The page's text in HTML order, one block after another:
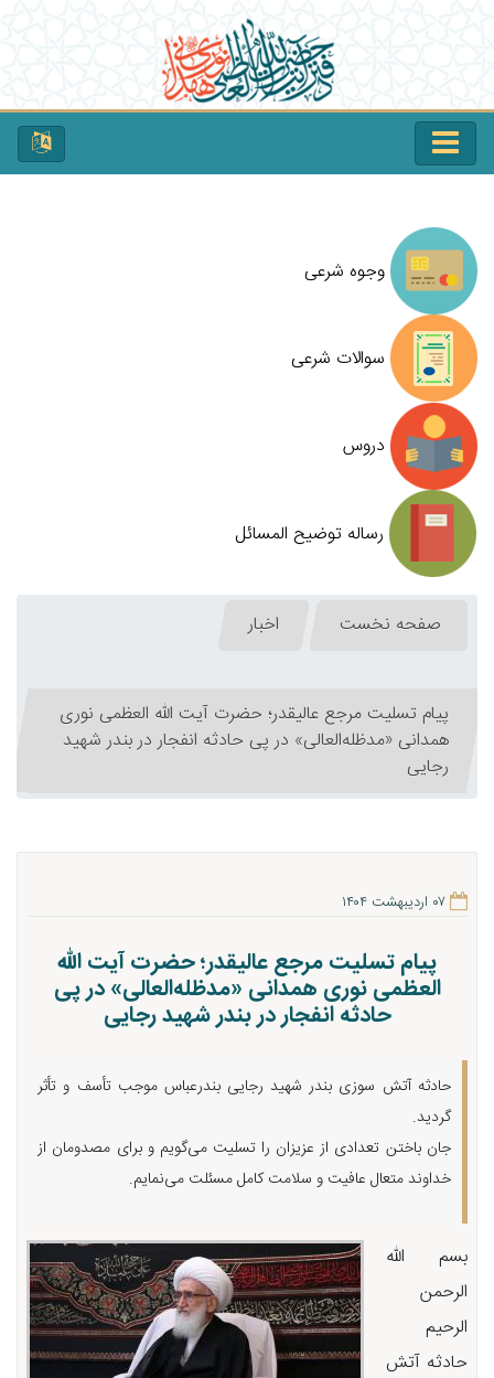
وجوه شرعی
سوالات شرعی
دروس
رساله توضیح المسائل
صفحه نخست اخبار
پیام تسلیت مرجع عالیقدر؛ حضرت آیت الله العظمی نوری
همدانی «مدظله‌العالی» در پی حادثه انفجار در بندر شهید
رجایی
۰۷ اردیبهشت ۱۴۰۴
پیام تسلیت مرجع عالیقدر؛ حضرت آیت الله
العظمی نوری همدانی «مدظله‌العالی» در پی
حادثه انفجار در بندر شهید رجایی
حادثه آتش سوزی بندر شهید رجایی بندرعباس موجب تأسف و تأثر
گردید.
جان باختن تعدادی از عزیزان را تسلیت می‌گویم و برای مصدومان از
خداوند متعال عافیت و سلامت کامل مسئلت می‌نمایم.
بسم الله
الرحمن
الرحیم
حادثه آتش